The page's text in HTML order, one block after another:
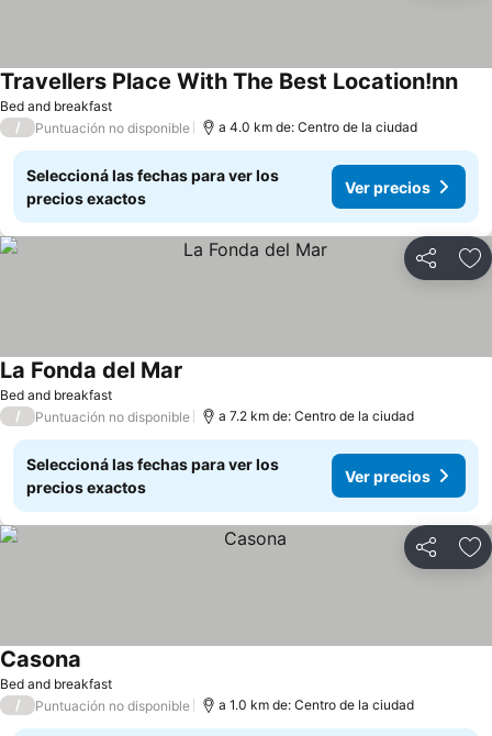
Bed and breakfast
Travellers Place With The Best Location!nn
/ Puntuación no disponible a 4.0 km de: Centro de la ciudad
Seleccioná las fechas para ver los
precios exactos
Ver precios
Compartir
Bed and breakfast
La Fonda del Mar
/ Puntuación no disponible a 7.2 km de: Centro de la ciudad
Seleccioná las fechas para ver los
precios exactos
Ver precios
Compartir
Bed and breakfast
Casona
/ Puntuación no disponible a 1.0 km de: Centro de la ciudad